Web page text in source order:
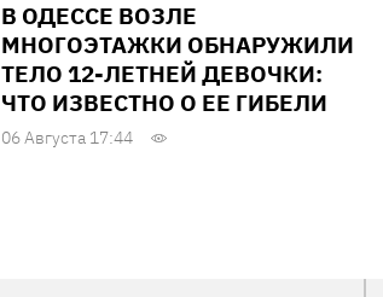
В ОДЕССЕ ВОЗЛЕ
МНОГОЭТАЖКИ ОБНАРУЖИЛИ
ТЕЛО 12-ЛЕТНЕЙ ДЕВОЧКИ:
ЧТО ИЗВЕСТНО О ЕЕ ГИБЕЛИ
06 Августа 17:44